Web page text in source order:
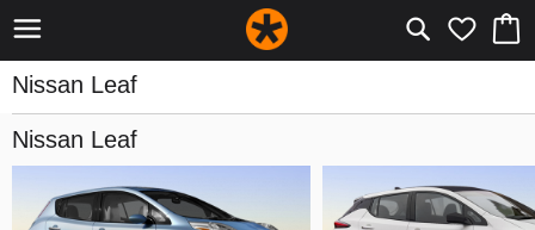
Nissan Leaf
Nissan Leaf